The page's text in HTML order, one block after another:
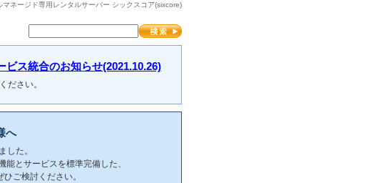
マネージド専用レンタルサーバー シックスコア(sixcore)
ビス統合のお知らせ(2021.10.26)
ださい。
へ
した。
とサービスを標準完備した、
ご検討ください。